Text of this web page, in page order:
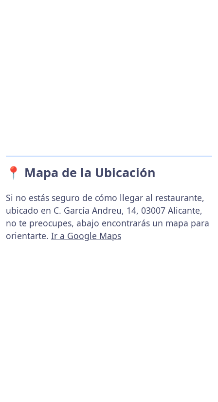
📍 Mapa de la Ubicación
Si no estás seguro de cómo llegar al restaurante,
ubicado en C. García Andreu, 14, 03007 Alicante,
no te preocupes, abajo encontrarás un mapa para
orientarte. Ir a Google Maps